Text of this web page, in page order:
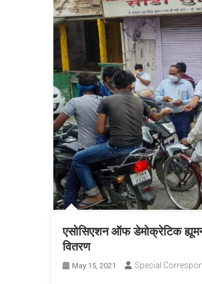
एसोसिएशन ऑफ डेमोक्रेटिक
वितरण
May 15, 2021 Special